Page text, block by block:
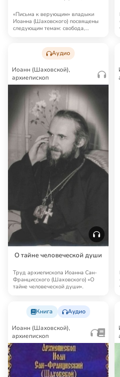
Письма к верующим
«Письма к верующим» владыки
Иоанна (Шаховского) посвящены
следующим темам: свобода,
спиритизм, «брат…
Аудио
Иоанн (Шаховской),
архиепископ
О тайне человеческой души
Труд архиепископа Иоанна Сан-
Францисского (Шаховского) «О
тайне человеческой души».